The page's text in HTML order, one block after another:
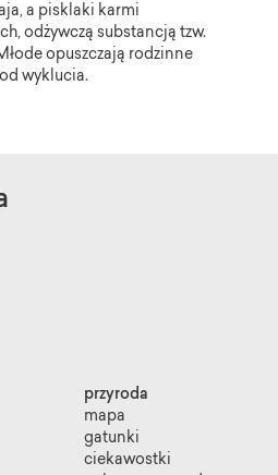
a pisklaki karmi
odżywczą substancją tzw.
opuszczają rodzinne
wyklucia.
przyroda
mapa
gatunki
ciekawostki